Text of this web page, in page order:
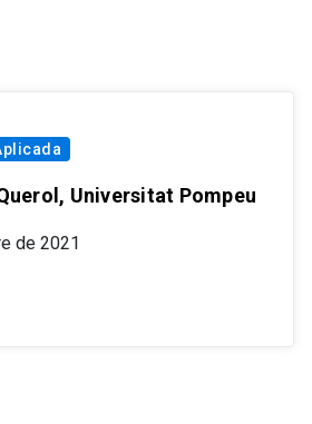
Universitat Pompeu
de 2021